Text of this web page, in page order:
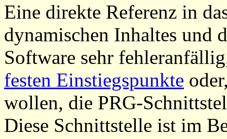
Eine direkte Referenz in
dynamischen Inhaltes und
Software sehr
festen Einstiegspunkte
wollen, die PRG-
Diese Schnittstelle ist im